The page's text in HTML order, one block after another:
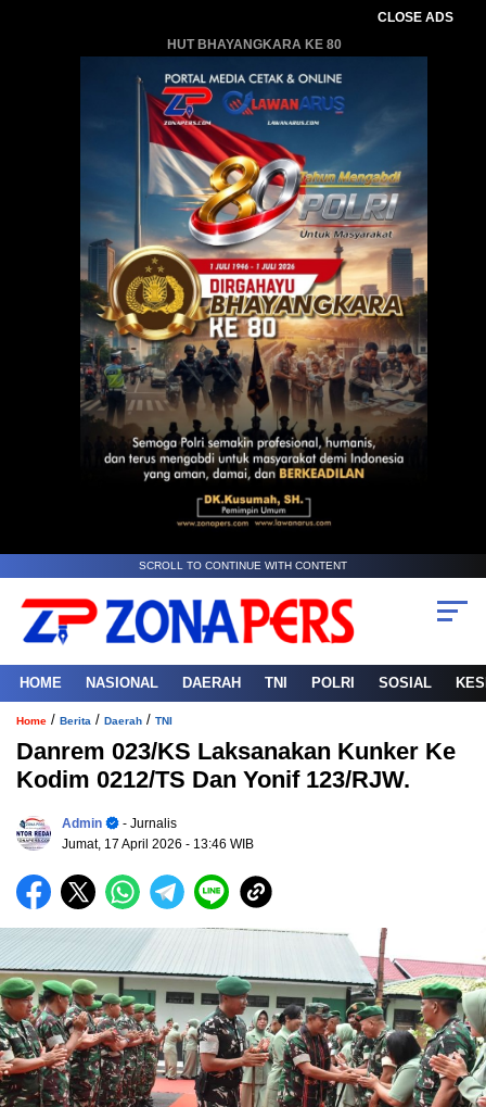
CLOSE ADS
HUT BHAYANGKARA KE 80
SCROLL TO CONTINUE WITH CONTENT
HOME NASIONAL DAERAH TNI POLRI SOSIAL
Home / Berita / Daerah / TNI
Danrem 023/KS Laksanakan Kunker Ke
Kodim 0212/TS Dan Yonif 123/RJW.
Admin
- Jurnalis
Jumat, 17 April 2026 - 13:46 WIB